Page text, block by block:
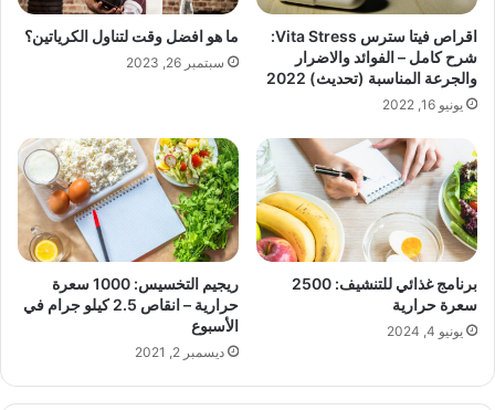
اقراص فيتا سترس Vita Stress:
شرح كامل – الفوائد والاضرار
والجرعة المناسبة (تحديث) 2022
يونيو 16, 2022
ما هو افضل وقت لتناول الكرياتين؟
سبتمبر 26, 2023
برنامج غذائي للتنشيف: 2500
سعرة حرارية
يونيو 4, 2024
ريجيم التخسيس: 1000 سعرة
حرارية – انقاص 2.5 كيلو جرام في
الأسبوع
ديسمبر 2, 2021